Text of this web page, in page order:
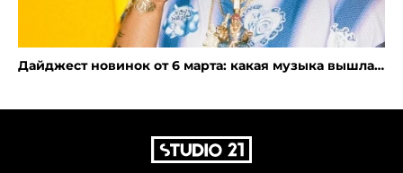
Дайджест новинок от 6 марта: какая музыка вышла